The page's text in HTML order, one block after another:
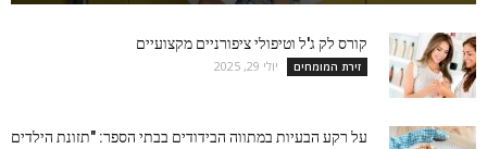
קורס לק ג'ל וטיפולי ציפורניים מקצועיים
זירת המומחים יולי 29, 2025
על רקע הבעיות במתווה הבידודים בבתי הספר: "תזונת הילדים